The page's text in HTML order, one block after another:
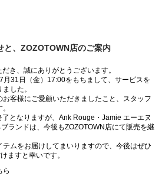
と、ZOZOTOWN店のご案内
き、誠にありがとうございます。
31日（金）17:00をもちまして、サービスを
した。
客様にご愛顧いただきましたこと、スタッフ
となりますが、Ank Rouge・Jamie エーエヌ
ランドは、今後もZOZOTOWN店にて販売を継
ムをお届けしてまいりますので、今後はぜひ
ますと幸いです。
ら